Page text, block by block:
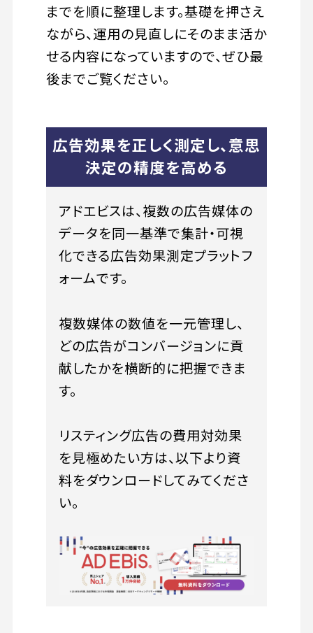
までを順に整理します。基礎を押さえ
ながら、運用の見直しにそのまま活か
せる内容になっていますので、ぜひ最
後までご覧ください。
広告効果を正しく測定し、意思
決定の精度を高める
アドエビスは、複数の広告媒体の
データを同一基準で集計・可視
化できる広告効果測定プラットフ
ォームです。
複数媒体の数値を一元管理し、
どの広告がコンバージョンに貢
献したかを横断的に把握できま
す。
リスティング広告の費用対効果
を見極めたい方は、以下より資
料をダウンロードしてみてくださ
い。